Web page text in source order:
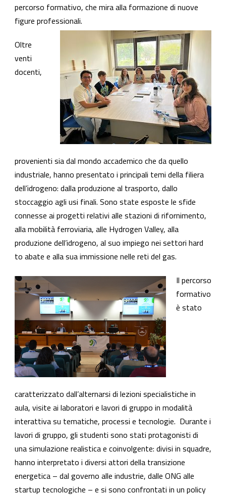
percorso formativo, che mira alla formazione di nuove
figure professionali.
Oltre
venti
docenti,
provenienti sia dal mondo accademico che da quello
industriale, hanno presentato i principali temi della filiera
dell’idrogeno: dalla produzione al trasporto, dallo
stoccaggio agli usi finali. Sono state esposte le sfide
connesse ai progetti relativi alle stazioni di rifornimento,
alla mobilità ferroviaria, alle Hydrogen Valley, alla
produzione dell’idrogeno, al suo impiego nei settori hard
to abate e alla sua immissione nelle reti del gas.
Il percorso
formativo
è stato
caratterizzato dall’alternarsi di lezioni specialistiche in
aula, visite ai laboratori e lavori di gruppo in modalità
interattiva su tematiche, processi e tecnologie. Durante i
lavori di gruppo, gli studenti sono stati protagonisti di
una simulazione realistica e coinvolgente: divisi in squadre,
hanno interpretato i diversi attori della transizione
energetica – dal governo alle industrie, dalle ONG alle
startup tecnologiche – e si sono confrontati in un policy